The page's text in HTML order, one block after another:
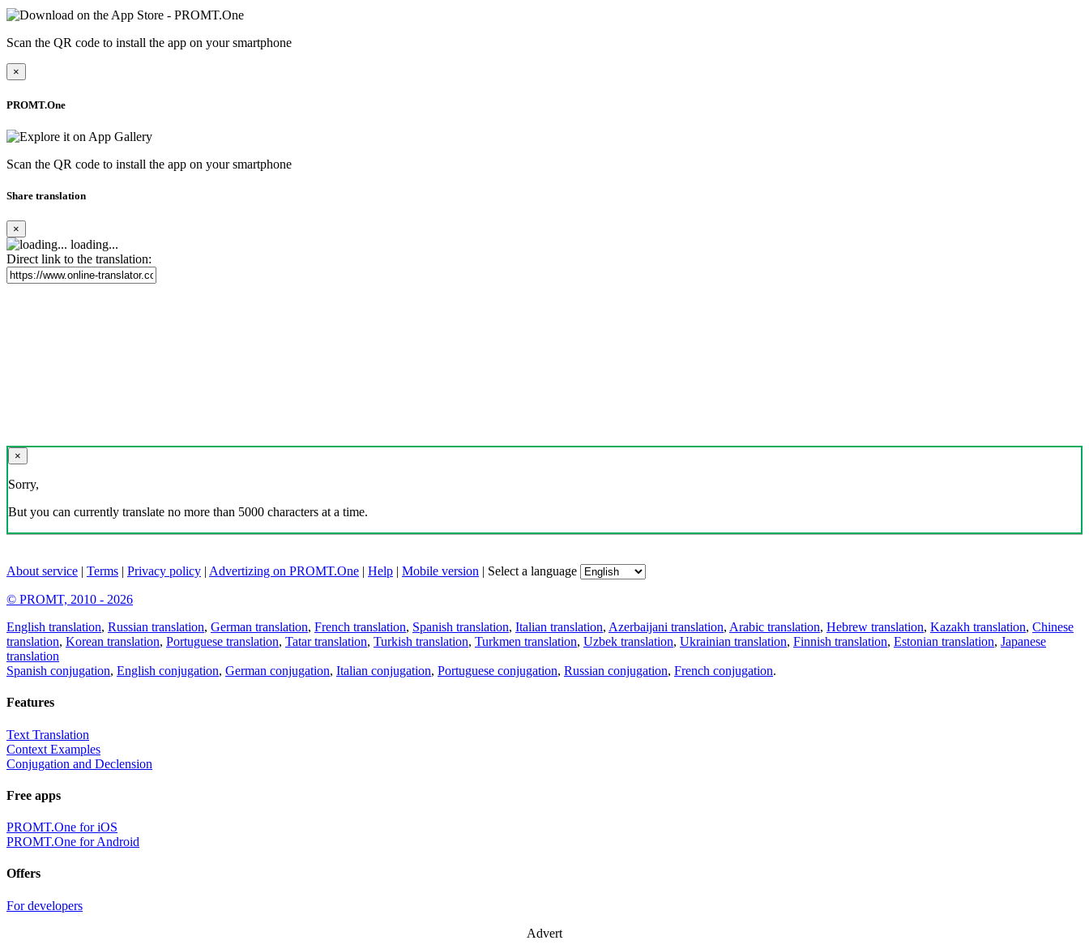
Scan the QR code to install the app on your smartphone
×
PROMT.One
Scan the QR code to install the app on your smartphone
Share translation
×
loading...
Direct link to the translation:
×
Sorry,
But you can currently translate no more than 5000 characters at a time.
About service | Terms | Privacy policy | Advertizing on PROMT.One | Help | Mobile version | Select a language
© PROMT, 2010 - 2026
English translation, Russian translation, German translation, French translation, Spanish translation, Italian translation, Azerbaijani translation, Arabic translation, Hebrew translation, Kazakh translation, Chinese
translation, Korean translation, Portuguese translation, Tatar translation, Turkish translation, Turkmen translation, Uzbek translation, Ukrainian translation, Finnish translation, Estonian translation, Japanese
translation
Spanish conjugation, English conjugation, German conjugation, Italian conjugation, Portuguese conjugation, Russian conjugation, French conjugation.
Features
Text Translation
Context Examples
Conjugation and Declension
Free apps
PROMT.One for iOS
PROMT.One for Android
Offers
For developers
Advert